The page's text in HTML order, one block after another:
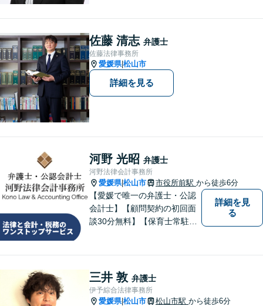
い！
佐藤 清志 弁護士
佐藤法律事務所
愛媛県|松山市
詳細を見る
河野 光昭 弁護士
河野法律会計事務所
愛媛県|松山市 市役所前駅 から徒歩6分
【愛媛で唯一の弁護士・公認
会計士】【顧問契約の初回面
談30分無料】【保育士常駐】
せください。
詳細を見
る
三井 敦 弁護士
伊予綜合法律事務所
愛媛県|松山市 松山市駅 から徒歩6分